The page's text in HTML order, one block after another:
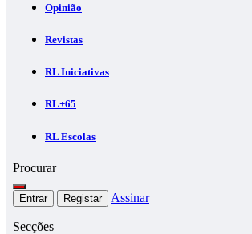
Opinião
Revistas
RL Iniciativas
RL+65
RL Escolas
Procurar
Entrar Registar Assinar
Secções